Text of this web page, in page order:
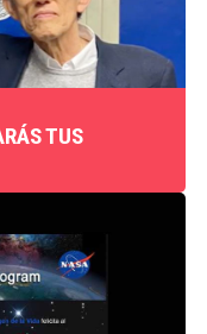
TUS